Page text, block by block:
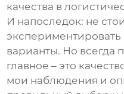
качества в
И напоследок: не
варианты. Но всегда
главное – это
мои наблюдения и